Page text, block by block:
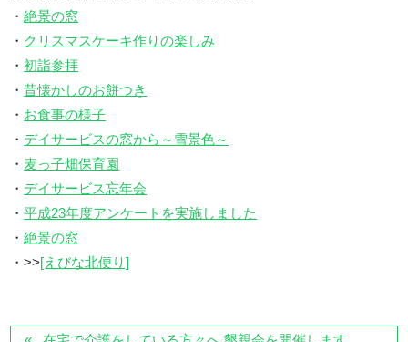
・絶景の窓
・ クリスマスケーキ作りの楽しみ
・初詣参拝
・昔懐かしのお餅つき
・ お食事の様子
・ デイサービスの窓から～雪景色～
・ 麦っ子畑保育園
・ デイサービス忘年会
・平成23年度アンケートを実施しました
・絶景の窓
・>>[えびな北便り]